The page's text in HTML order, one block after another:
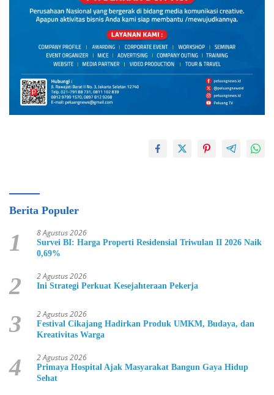
Berita Populer
1 8 Agustus 2026
Survei BI: Harga Properti Residensial Triwulan II 2026 Naik
0,69%
2 2 Agustus 2026
Ini Strategi Perkuat Kesejahteraan Pekerja
3 2 Agustus 2026
Festival Cikajang Hadirkan Produk UMKM, Budaya, dan
Kreativitas Warga
4 2 Agustus 2026
Primaya Hospital Ajak Masyarakat Bangun Gaya Hidup
Sehat